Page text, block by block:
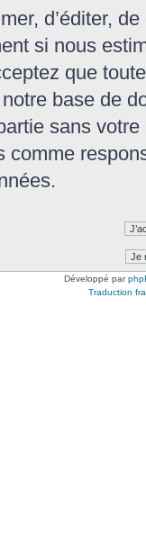
d’éditer,
si nous
que
base de
sans
comme
Développé par
Traduction